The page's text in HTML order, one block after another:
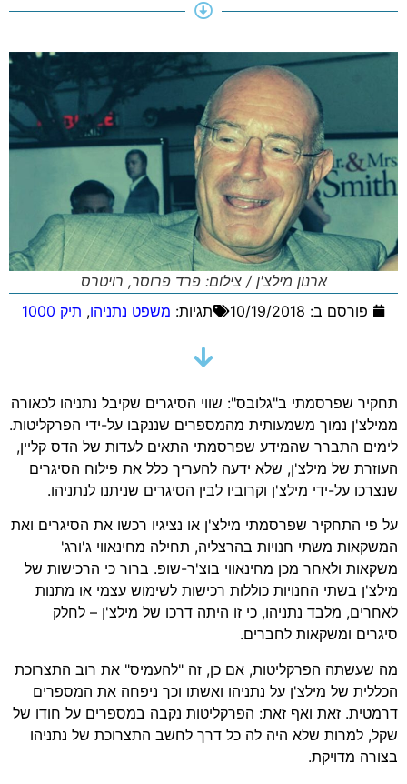
ארנון מילצ'ן / צילום: פרד פרוסר, רויטרס
פורסם ב: 10/19/2018 תגיות: משפט נתניהו, תיק 1000
תחקיר שפרסמתי ב"גלובס": שווי הסיגרים שקיבל נתניהו לכאורה
ממילצ'ן נמוך משמעותית מהמספרים שננקבו על-ידי הפרקליטות.
לימים התברר שהמידע שפרסמתי התאים לעדות של הדס קליין,
העוזרת של מילצ'ן, שלא ידעה להעריך כלל את פילוח הסיגרים
שנצרכו על-ידי מילצ'ן וקרוביו לבין הסיגרים שניתנו לנתניהו.
על פי התחקיר שפרסמתי מילצ'ן או נציגיו רכשו את הסיגרים ואת
המשקאות משתי חנויות בהרצליה, תחילה מחינאווי ג'ורג'
משקאות ולאחר מכן מחינאווי בוצ'ר-שופ. ברור כי הרכישות של
מילצ'ן בשתי החנויות כוללות רכישות לשימוש עצמי או מתנות
לאחרים, מלבד נתניהו, כי זו היתה דרכו של מילצ'ן – לחלק
סיגרים ומשקאות לחברים.
מה שעשתה הפרקליטות, אם כן, זה "להעמיס" את רוב התצרוכת
הכללית של מילצ'ן על נתניהו ואשתו וכך ניפחה את המספרים
דרמטית. זאת ואף זאת: הפרקליטות נקבה במספרים על חודו של
שקל, למרות שלא היה לה כל דרך לחשב התצרוכת של נתניהו
בצורה מדויקת.